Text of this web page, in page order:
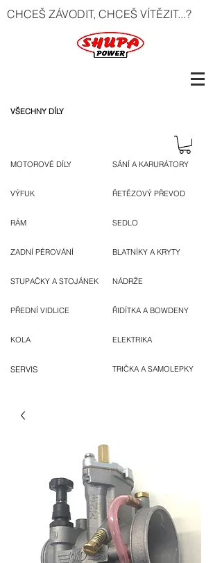
CHCEŠ ZÁVODIT, CHCEŠ VÍTĚZIT...?
VŠECHNY DÍLY
MOTOROVÉ DÍLY
VÝFUK
RÁM
ZADNÍ PÉROVÁNÍ
STUPAČKY A STOJÁNEK
PŘEDNÍ VIDLICE
KOLA
SERVIS
SÁNÍ A KARURÁTORY
ŘETĚZOVÝ PŘEVOD
SEDLO
BLATNÍKY A KRYTY
NÁDRŽE
ŘIDÍTKA A BOWDENY
ELEKTRIKA
TRIČKA A SAMOLEPKY